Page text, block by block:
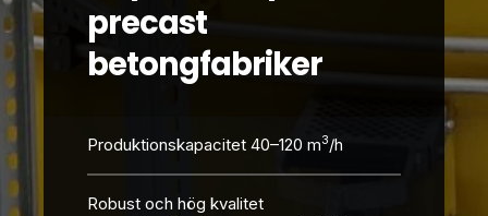
precast
betongfabriker
Produktionskapacitet 40–120 m3/h
Robust och hög kvalitet